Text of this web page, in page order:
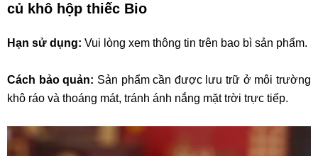
củ khô hộp thiếc Bio
Hạn sử dụng: Vui lòng xem thông tin trên bao bì sản phẩm.
Cách bảo quản: Sản phẩm cần được lưu trữ ở môi trường
khô ráo và thoáng mát, tránh ánh nắng mặt trời trực tiếp.